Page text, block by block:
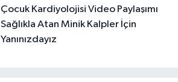
Çocuk Kardiyolojisi Video Paylaşımı
Sağlıkla Atan Minik Kalpler İçin
Yanınızdayız